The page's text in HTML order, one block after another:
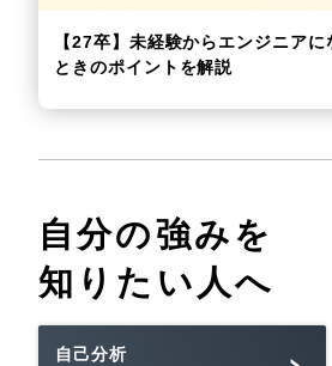
【27卒】未経験からエンジニア
ときのポイントを解説
自分の強みを
知りたい人へ
自己分析